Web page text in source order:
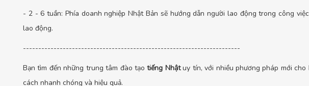
- 2 - 6 tuần: Phía doanh nghiệp Nhật Bản sẽ hướng dẫn người lao động trong công
lao động.
-----------------------------------------------------------------------
Bạn tìm đến những trung tâm đào tạotiếng Nhậtuy tín, với nhiều phương pháp mới
cách nhanh chóng và hiệu quả.